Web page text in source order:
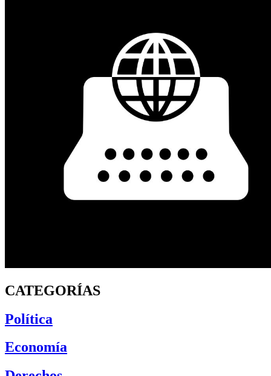
CATEGORÍAS
Política
Economía